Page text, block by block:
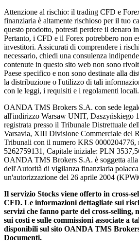
Attenzione al rischio: il trading CFD e
finanziaria è altamente rischioso per il tuo
questo prodotto, potresti perdere il denaro
Pertanto, i CFD e il Forex potrebbero non
investitori. Assicurati di comprendere i
necessario, chiedi una consulenza
contenute in questo sito web non sono
Paese specifico e non sono destinate alla
la distribuzione o l'utilizzo di tali
con le leggi, i requisiti e i regolamenti locali.
OANDA TMS Brokers S.A. con sede
all'indirizzo Warsaw UNIT, Daszyńskiego
registrata presso il Tribunale Distrettuale
Varsavia, XIII Divisione Commerciale del
Tribunali con il numero KRS 0000204776,
5262759131, Capitale iniziale: PLN
OANDA TMS Brokers S.A. è soggetta alla
dell'Autorità di vigilanza finanziaria polacca
un'autorizzazione del 26 aprile 2004
Il servizio Stocks viene offerto in cross-
CFD. Le informazioni dettagliate sui
servizi che fanno parte del cross-selling,
sui costi e sulle commissioni associate a
disponibili sul sito OANDA TMS
Documenti.